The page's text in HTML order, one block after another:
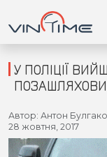
Головна
Війна
У ПОЛІЦІЇ
Автор: Антон
28 жовтня, 2017